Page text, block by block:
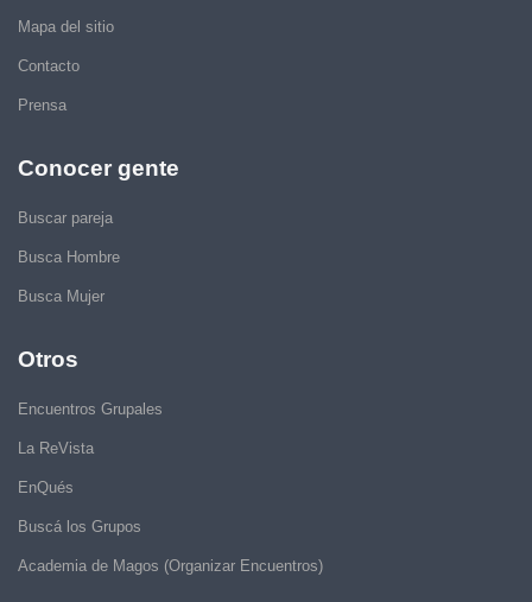
Mapa del sitio
Contacto
Prensa
Conocer gente
Buscar pareja
Busca Hombre
Busca Mujer
Otros
Encuentros Grupales
La ReVista
EnQués
Buscá los Grupos
Academia de Magos (Organizar Encuentros)